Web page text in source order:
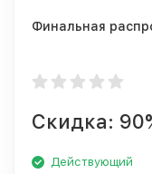
Финальная
Скидка:
Действующий